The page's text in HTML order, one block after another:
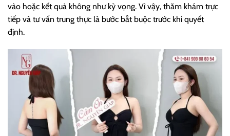
vào hoặc kết quả không như kỳ vọng. Vì vậy, thăm khám trực
tiếp và tư vấn trung thực là bước bắt buộc trước khi quyết
định.